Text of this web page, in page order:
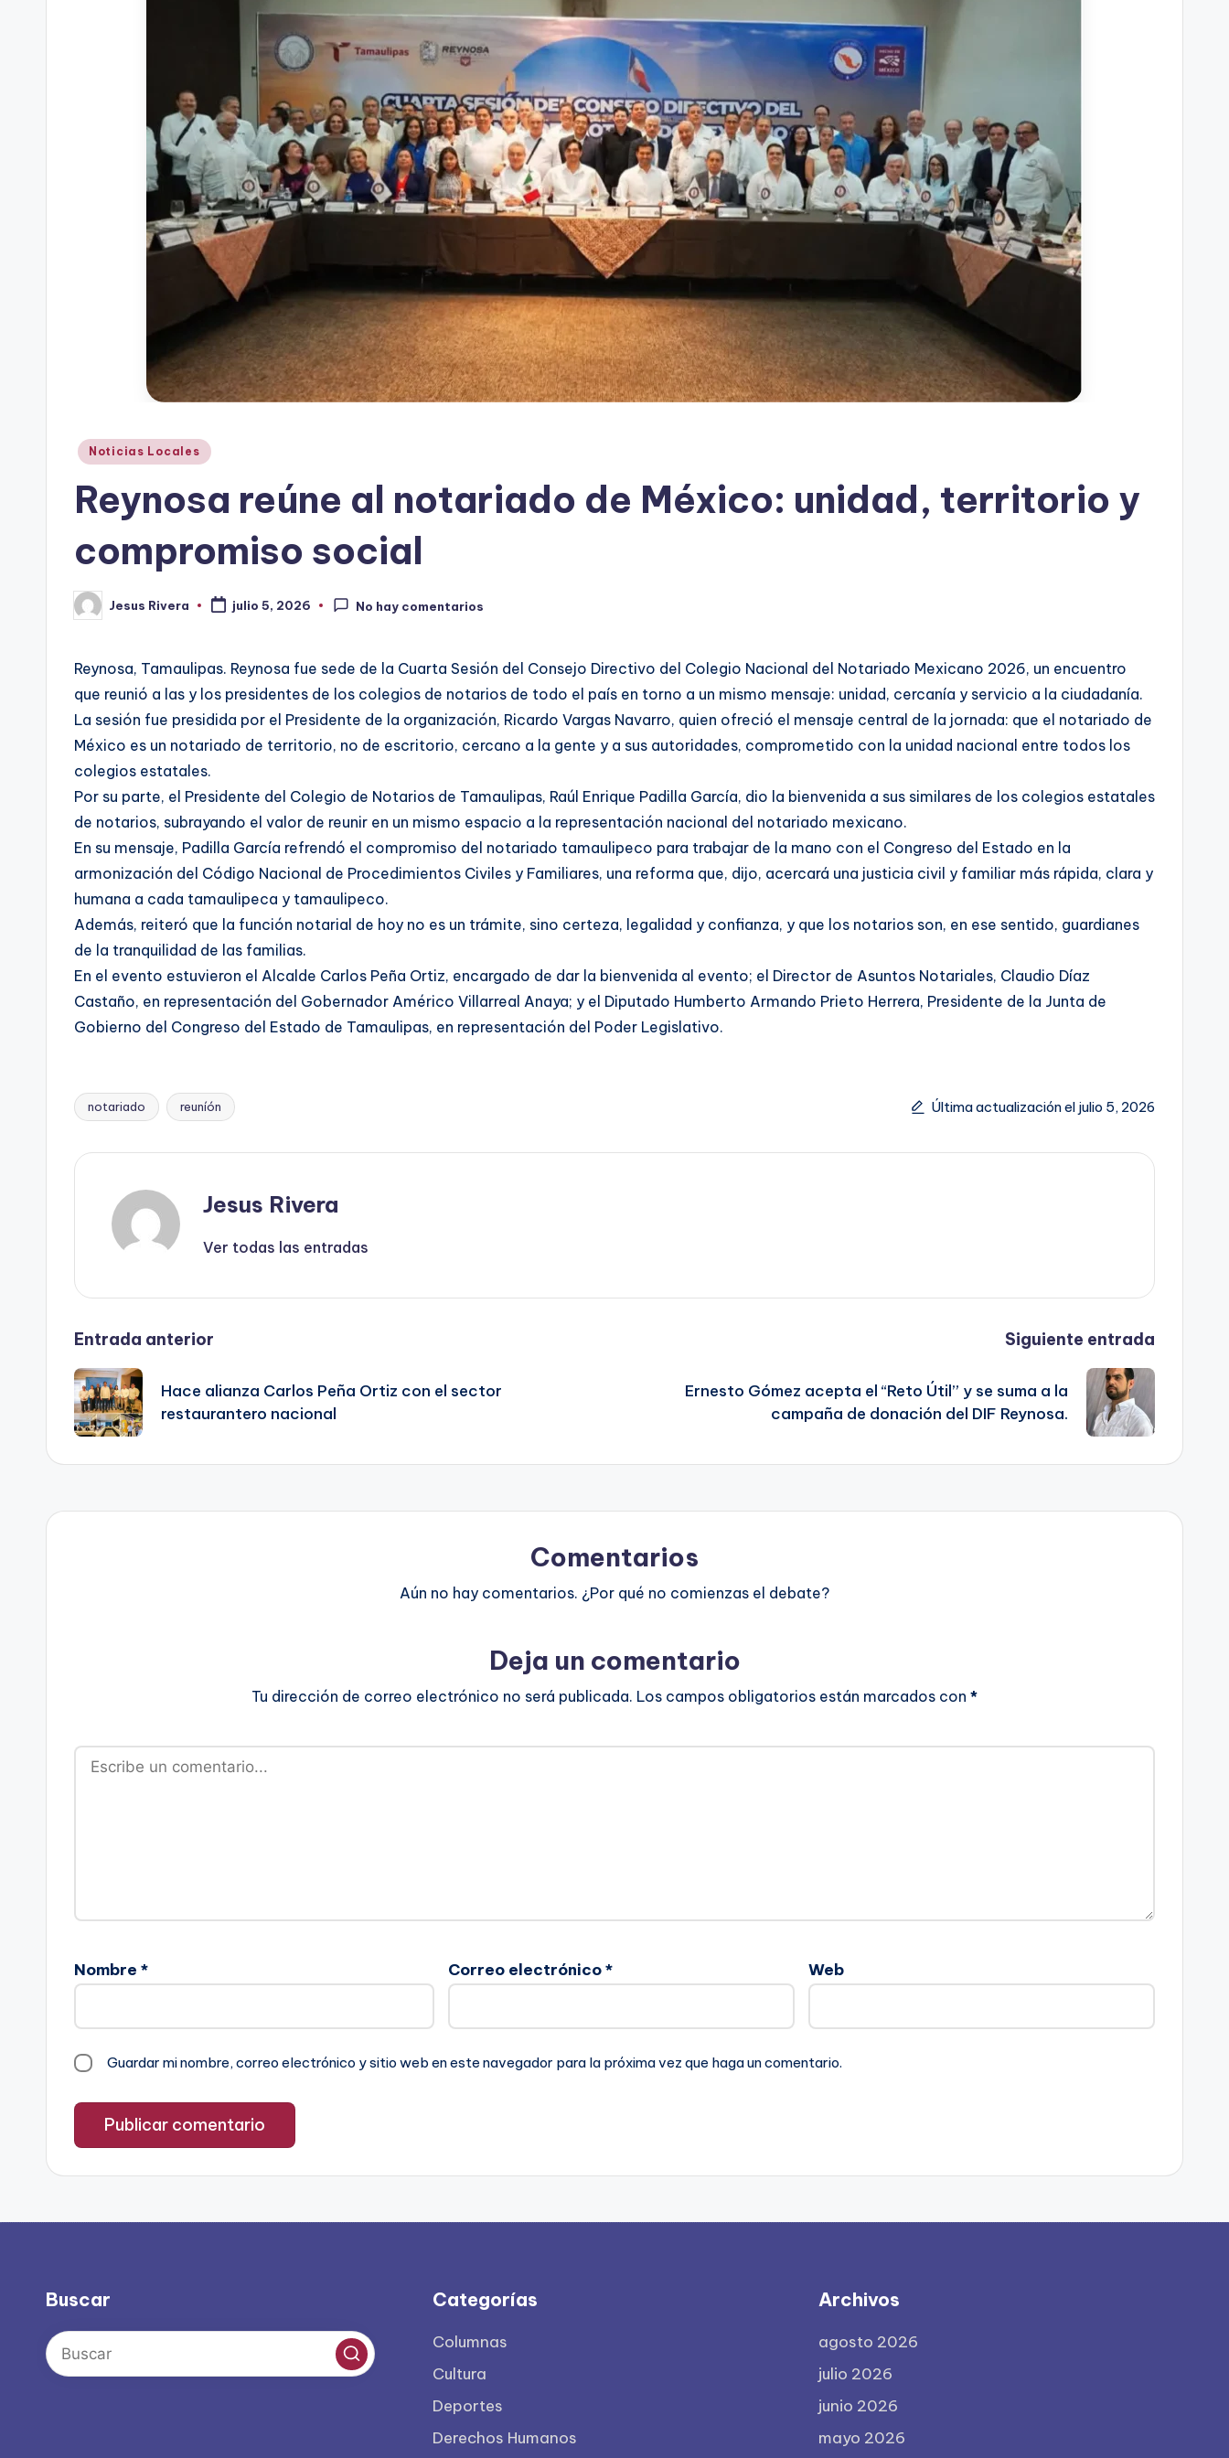
Publicado
Noticias Locales
Reynosa reúne al notariado de México: unidad, territorio y
compromiso social
Publicado
por
Jesus Rivera julio 5, 2026 No hay comentarios
Reynosa, Tamaulipas. Reynosa fue sede de la Cuarta Sesión del Consejo Directivo del Colegio Nacional del Notariado Mexicano 2026, un encuentro
que reunió a las y los presidentes de los colegios de notarios de todo el país en torno a un mismo mensaje: unidad, cercanía y servicio a la ciudadanía.
La sesión fue presidida por el Presidente de la organización, Ricardo Vargas Navarro, quien ofreció el mensaje central de la jornada: que el notariado de
México es un notariado de territorio, no de escritorio, cercano a la gente y a sus autoridades, comprometido con la unidad nacional entre todos los
colegios estatales.
Por su parte, el Presidente del Colegio de Notarios de Tamaulipas, Raúl Enrique Padilla García, dio la bienvenida a sus similares de los colegios estatales
de notarios, subrayando el valor de reunir en un mismo espacio a la representación nacional del notariado mexicano.
En su mensaje, Padilla García refrendó el compromiso del notariado tamaulipeco para trabajar de la mano con el Congreso del Estado en la
armonización del Código Nacional de Procedimientos Civiles y Familiares, una reforma que, dijo, acercará una justicia civil y familiar más rápida, clara y
humana a cada tamaulipeca y tamaulipeco.
Además, reiteró que la función notarial de hoy no es un trámite, sino certeza, legalidad y confianza, y que los notarios son, en ese sentido, guardianes
de la tranquilidad de las familias.
En el evento estuvieron el Alcalde Carlos Peña Ortiz, encargado de dar la bienvenida al evento; el Director de Asuntos Notariales, Claudio Díaz
Castaño, en representación del Gobernador Américo Villarreal Anaya; y el Diputado Humberto Armando Prieto Herrera, Presidente de la Junta de
Gobierno del Congreso del Estado de Tamaulipas, en representación del Poder Legislativo.
Etiquetas:
notariado reuníón Última actualización el julio 5, 2026
Jesus Rivera
Ver todas las entradas
Navegación
de
entradas
Entrada anterior
Hace alianza Carlos Peña Ortiz con el sector
restaurantero nacional
Siguiente entrada
Ernesto Gómez acepta el “Reto Útil” y se suma a la
campaña de donación del DIF Reynosa.
Comentarios
Aún no hay comentarios. ¿Por qué no comienzas el debate?
Deja un comentario
Tu dirección de correo electrónico no será publicada. Los campos obligatorios están marcados con *
Nombre * Correo electrónico* Web
Guardar mi nombre, correo electrónico y sitio web en este navegador para la próxima vez que haga un comentario.
Buscar Categorías
Columnas
Cultura
Deportes
Derechos Humanos
Archivos
agosto 2026
julio 2026
junio 2026
mayo 2026